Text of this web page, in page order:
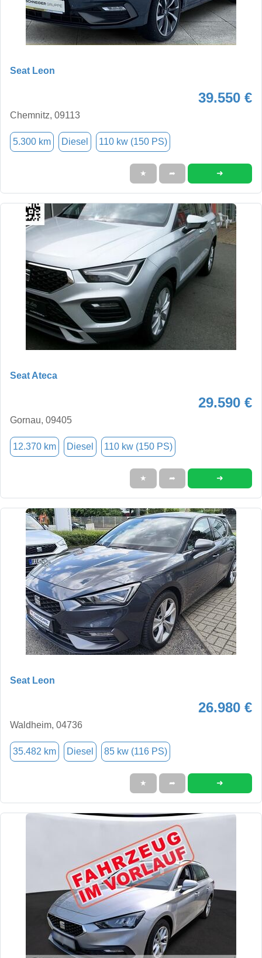
Seat Leon
39.550 €
Chemnitz, 09113
5.300 km Diesel 110 kw (150 PS)
★ ➦ ➜
Seat Ateca
29.590 €
Gornau, 09405
12.370 km Diesel 110 kw (150 PS)
★ ➦ ➜
Seat Leon
26.980 €
Waldheim, 04736
35.482 km Diesel 85 kw (116 PS)
★ ➦ ➜